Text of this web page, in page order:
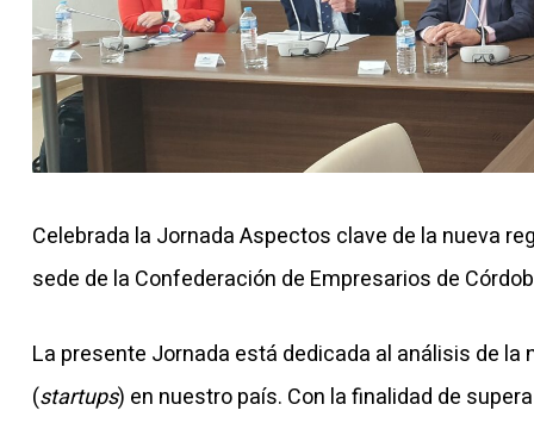
Celebrada la Jornada Aspectos clave de la nueva
sede de la Confederación de Empresarios de
La presente Jornada está dedicada al análisis de
(startups) en nuestro país. Con la finalidad de